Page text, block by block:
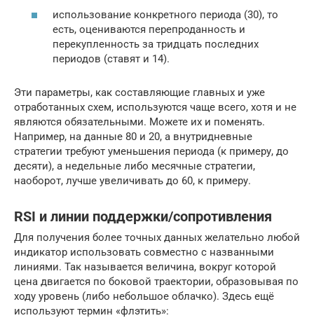
использование конкретного периода (30), то
есть, оцениваются перепроданность и
перекупленность за тридцать последних
периодов (ставят и 14).
Эти параметры, как составляющие главных и уже
отработанных схем, используются чаще всего, хотя и не
являются обязательными. Можете их и поменять.
Например, на данные 80 и 20, а внутридневные
стратегии требуют уменьшения периода (к примеру, до
десяти), а недельные либо месячные стратегии,
наоборот, лучше увеличивать до 60, к примеру.
RSI и линии поддержки/сопротивления
Для получения более точных данных желательно любой
индикатор использовать совместно с названными
линиями. Так называется величина, вокруг которой
цена двигается по боковой траектории, образовывая по
ходу уровень (либо небольшое облачко). Здесь ещё
используют термин «флэтить»: